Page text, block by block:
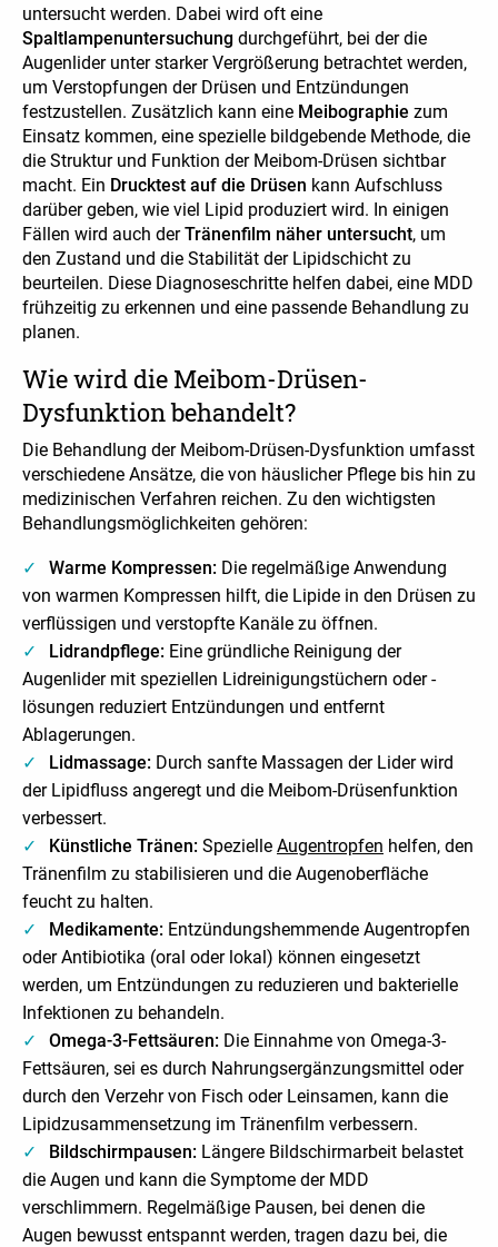
untersucht werden. Dabei wird oft eine
Spaltlampenuntersuchung durchgeführt, bei der die
Augenlider unter starker Vergrößerung betrachtet werden,
um Verstopfungen der Drüsen und Entzündungen
festzustellen. Zusätzlich kann eine Meibographie zum
Einsatz kommen, eine spezielle bildgebende Methode, die
die Struktur und Funktion der Meibom-Drüsen sichtbar
macht. Ein Drucktest auf die Drüsen kann Aufschluss
darüber geben, wie viel Lipid produziert wird. In einigen
Fällen wird auch derTränenfilm näher untersucht, um
den Zustand und die Stabilität der Lipidschicht zu
beurteilen. Diese Diagnoseschritte helfen dabei, eine MDD
frühzeitig zu erkennen und eine passende Behandlung zu
planen.
Wie wird die Meibom-Drüsen-
Dysfunktion behandelt?
Die Behandlung der Meibom-Drüsen-Dysfunktion umfasst
verschiedene Ansätze, die von häuslicher Pflege bis hin zu
medizinischen Verfahren reichen. Zu den wichtigsten
Behandlungsmöglichkeiten gehören:
Warme Kompressen: Die regelmäßige Anwendung
von warmen Kompressen hilft, die Lipide in den Drüsen zu
verflüssigen und verstopfte Kanäle zu öffnen.
Lidrandpflege: Eine gründliche Reinigung der
Augenlider mit speziellen Lidreinigungstüchern oder -
lösungen reduziert Entzündungen und entfernt
Ablagerungen.
Lidmassage: Durch sanfte Massagen der Lider wird
der Lipidfluss angeregt und die Meibom-Drüsenfunktion
verbessert.
Künstliche Tränen: Spezielle Augentropfen helfen, den
Tränenfilm zu stabilisieren und die Augenoberfläche
feucht zu halten.
Medikamente: Entzündungshemmende Augentropfen
oder Antibiotika (oral oder lokal) können eingesetzt
werden, um Entzündungen zu reduzieren und bakterielle
Infektionen zu behandeln.
Omega-3-Fettsäuren: Die Einnahme von Omega-3-
Fettsäuren, sei es durch Nahrungsergänzungsmittel oder
durch den Verzehr von Fisch oder Leinsamen, kann die
Lipidzusammensetzung im Tränenfilm verbessern.
Bildschirmpausen: Längere Bildschirmarbeit belastet
die Augen und kann die Symptome der MDD
verschlimmern. Regelmäßige Pausen, bei denen die
Augen bewusst entspannt werden, tragen dazu bei, die